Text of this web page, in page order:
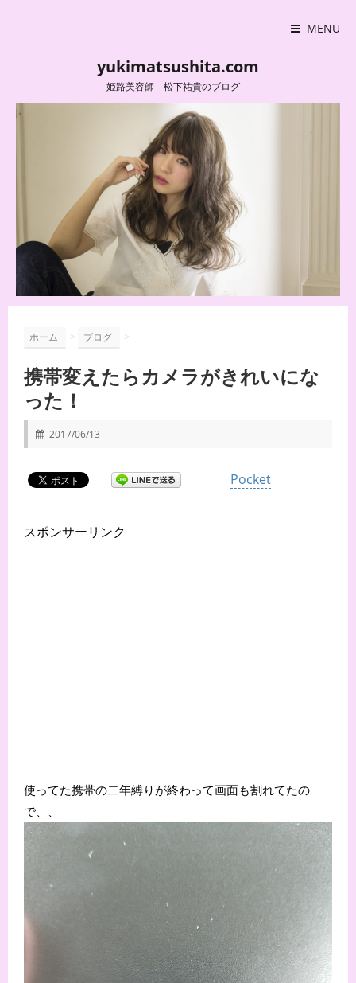
MENU
yukimatsushita.com
姫路美容師 松下祐貴のブログ
ホーム > ブログ >
携帯変えたらカメラがきれいにな
った！
2017/06/13
Pocket
スポンサーリンク
使ってた携帯の二年縛りが終わって画面も割れてたの
で、、